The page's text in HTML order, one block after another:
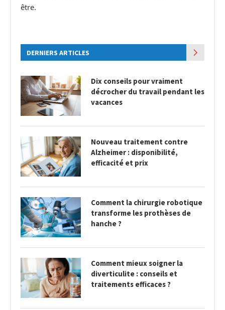
être.
DERNIERS ARTICLES
Dix conseils pour vraiment
décrocher du travail pendant les
vacances
Nouveau traitement contre
Alzheimer : disponibilité,
efficacité et prix
Comment la chirurgie robotique
transforme les prothèses de
hanche ?
Comment mieux soigner la
diverticulite : conseils et
traitements efficaces ?